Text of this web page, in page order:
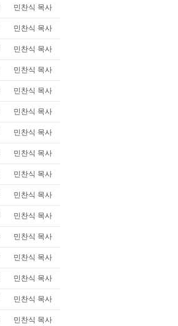
민찬식 목사
민찬식 목사
민찬식 목사
민찬식 목사
민찬식 목사
민찬식 목사
민찬식 목사
민찬식 목사
민찬식 목사
민찬식 목사
민찬식 목사
민찬식 목사
민찬식 목사
민찬식 목사
민찬식 목사
민찬식 목사